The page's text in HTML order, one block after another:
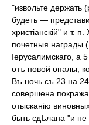
"извольте держать
будеть —
христіанскій" и т.
почетныя награды
Іерусалимскаго, а
отъ новой опалы,
Въ ночь съ 23 на
совершена
отысканію
быть сдѣлана "и